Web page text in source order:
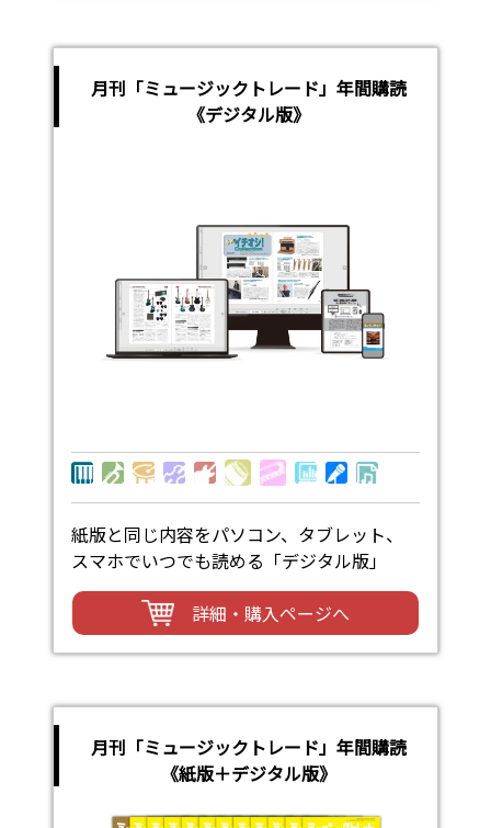
月刊「ミュージックトレード」年間購読
《デジタル版》
紙版と同じ内容をパソコン、タブレット、
スマホでいつでも読める「デジタル版」
詳細・購入ページへ
月刊「ミュージックトレード」年間購読
《紙版＋デジタル版》